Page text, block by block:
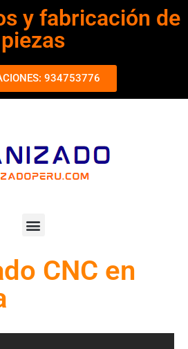
y fabricación de
piezas
934753776
CNC en